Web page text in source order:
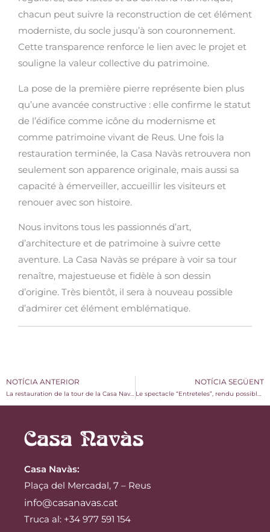
chacun peut suivre la reconstruction de cet élément
moderniste, du socle jusqu’à son couronnement.
Cette transparence renforce le lien avec le projet et
souligne la valeur collective du patrimoine.
La pose de la première pierre représente bien plus
qu’une avancée constructive : elle confirme le statut
de l’édifice comme icône du modernisme et
comme patrimoine vivant de Reus. Une fois la
restauration terminée, la Casa Navàs retrouvera non
seulement son apparence originale, mais aussi sa
capacité à émerveiller, accueillir les visiteurs et
renouer avec son histoire.
Nous invitons tous les passionnés d’art,
d’architecture et de patrimoine à suivre cette
aventure. La Casa Navàs se prépare à voir sa tour
renaître, majestueuse et fidèle à son dessin
d’origine. Très bientôt, il sera à nouveau possible
d’admirer cet élément emblématique.
NOTÍCIA ANTERIOR NOTÍCIA SEGÜENT
Casa Navàs:
Plaça del Mercadal, 7 – Reus
info@casanavas.cat
Truca al: +34 977 591 154